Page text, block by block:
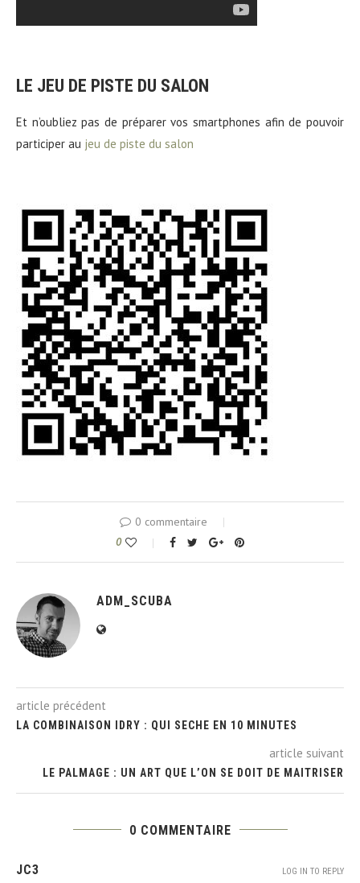
LE JEU DE PISTE DU SALON
Et n’oubliez pas de préparer vos smartphones afin de pouvoir
participer au jeu de piste du salon
0 commentaire
0
ADM_SCUBA
article précédent
LA COMBINAISON IDRY : QUI SECHE EN 10 MINUTES
article suivant
LE PALMAGE : UN ART QUE L’ON SE DOIT DE MAITRISER
0 COMMENTAIRE
JC3 LOG IN TO REPLY